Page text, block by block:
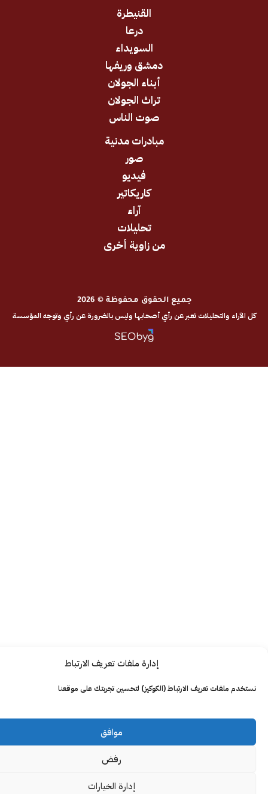
إدارة ملفات تعريف الارتباط
تعريف الارتباط (الكوكيز) لتحسين تجربتك على موقعنا
إدارة الخيارات
دمشق وريفها
أبناء الجولان
تراث الجولان
صوت الناس
مبادرات مدنية
من زاوية أخرى
جميع الحقوق محفوظة © 2026
تعبر عن رأي أصحابها وليس بالضرورة عن رأي وتوجه المؤسسة